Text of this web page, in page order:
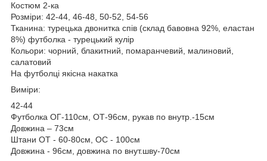
Костюм 2-ка
Розміри: 42-44, 46-48, 50-52, 54-56
Тканина: турецька двонитка спів (склад бавовна 92%, еластан
8%) футболка - турецький кулір
Кольори: чорний, блакитний, помаранчевий, малиновий,
салатовий
На футболці якісна накатка
Виміри:
42-44
Футболка ОГ-110см, ОТ-96см, рукав по внутр.-15см
Довжина – 73см
Штани ОТ - 60-80см, ОС - 100см
Довжина - 96см, довжина по внут.шву-70см